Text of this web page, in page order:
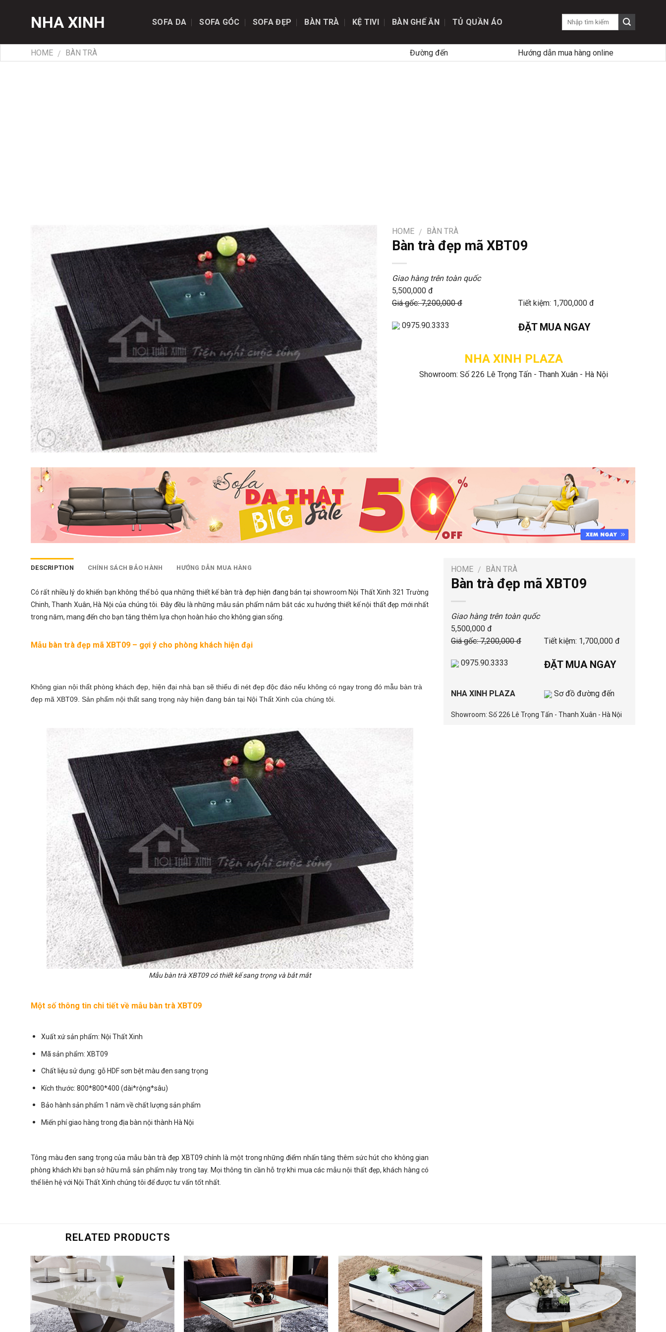
NHA XINH SOFA DA SOFA GÓC SOFA ĐẸP BÀN TRÀ KỆ TIVI BÀN GHẾ ĂN TỦ QUẦN ÁO
HOME / BÀN TRÀ Đường đến Hướng dẫn mua hàng online
HOME / BÀN TRÀ
Bàn trà đẹp mã XBT09
Giao hàng trên toàn quốc
5,500,000 đ
Giá gốc: 7,200,000 đ
Tiết kiệm: 1,700,000 đ
0975.90.3333 ĐẶT MUA NGAY
NHA XINH PLAZA
Showroom: Số 226 Lê Trọng Tấn - Thanh Xuân - Hà Nội
DESCRIPTION CHÍNH SÁCH BẢO HÀNH HƯỚNG DẪN MUA HÀNG
Có rất nhiều lý do khiến bạn không thể bỏ qua những thiết kếbàn trà đẹp hiện đang bán tại showroom Nội Thất Xinh 321 Trường
Chinh, Thanh Xuân, Hà Nội của chúng tôi. Đây đều là những mẫu sản phẩm nắm bắt các xu hướng thiết kế nội thất đẹp mới nhất
trong năm, mang đến cho bạn tăng thêm lựa chọn hoàn hảo cho không gian sống.
Mẫu bàn trà đẹp mã XBT09 – gợi ý cho phòng khách hiện đại
Không gian nội thất phòng khách đẹp , hiện đại nhà bạn sẽ thiếu đi nét đẹp độc đáo nếu không có ngay trong đó mẫu bàn trà
đẹp mã XBT09. Sản phẩm nội thất sang trọng này hiện đang bán tại Nội Thất Xinh của chúng tôi.
Mẫu bàn trà XBT09 có thiết kế sang trọng và bắt mắt
Một số thông tin chi tiết về mẫu bàn trà XBT09
Xuất xứ sản phẩm: Nội Thất Xinh
Mã sản phẩm: XBT09
Chất liệu sử dụng: gỗ HDF sơn bệt màu đen sang trọng
Kích thước: 800*800*400 (dài*rộng*sâu)
Bảo hành sản phẩm 1 năm về chất lượng sản phẩm
Miến phí giao hàng trong địa bàn nội thành Hà Nội
Tông màu đen sang trọng của mẫu bàn trà đẹp XBT09 chính là một trong những điểm nhấn tăng thêm sức hút cho không gian
phòng khách khi bạn sở hữu mẫ sản phẩm này trong tay. Mọi thông tin cần hỗ trợ khi mua các mẫu nội thất đẹp, khách hàng có
thể liên hệ với Nội Thất Xinh chúng tôi để được tư vấn tốt nhất.
HOME / BÀN TRÀ
Bàn trà đẹp mã XBT09
Giao hàng trên toàn quốc
5,500,000 đ
Giá gốc: 7,200,000 đ
Tiết kiệm: 1,700,000 đ
0975.90.3333 ĐẶT MUA NGAY
NHA XINH PLAZA Sơ đồ đường đến
Showroom: Số 226 Lê Trọng Tấn - Thanh Xuân - Hà Nội
RELATED PRODUCTS